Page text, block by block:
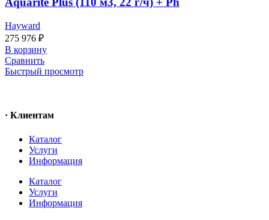
Hayward
275 976 ₽
В корзину
Сравнить
Быстрый просмотр
· Клиентам
Каталог
Услуги
Информация
Каталог
Услуги
Информация